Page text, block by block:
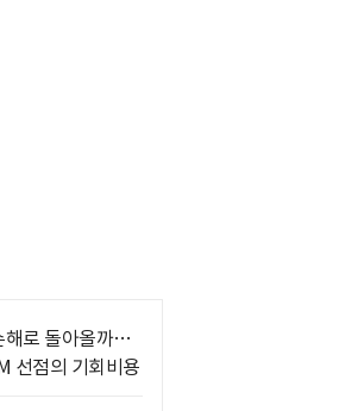
해로 돌아올까…
선점의 기회비용